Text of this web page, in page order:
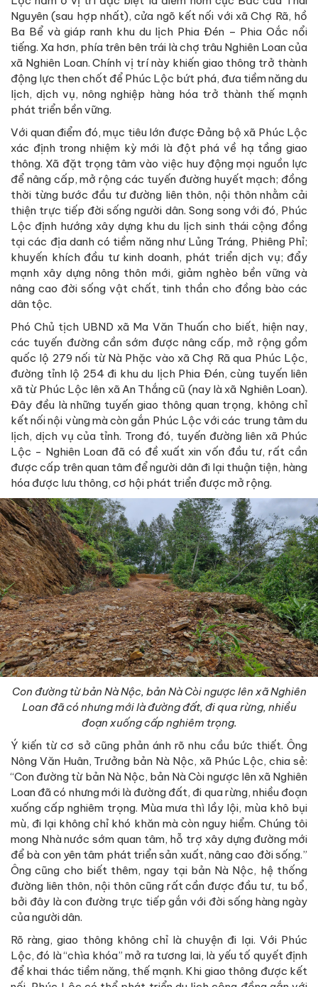
Nguyên (sau hợp nhất), cửa ngõ kết nối với xã Chợ Rã, hồ
Ba Bể và giáp ranh khu du lịch Phia Đén – Phia Oắc nổi
tiếng. Xa hơn, phía trên bên trái là chợ trâu Nghiên Loan của
xã Nghiên Loan. Chính vị trí này khiến giao thông trở thành
động lực then chốt để Phúc Lộc bứt phá, đưa tiềm năng du
lịch, dịch vụ, nông nghiệp hàng hóa trở thành thế mạnh
phát triển bền vững.
Với quan điểm đó, mục tiêu lớn được Đảng bộ xã Phúc Lộc
xác định trong nhiệm kỳ mới là đột phá về hạ tầng giao
thông. Xã đặt trọng tâm vào việc huy động mọi nguồn lực
để nâng cấp, mở rộng các tuyến đường huyết mạch; đồng
thời từng bước đầu tư đường liên thôn, nội thôn nhằm cải
thiện trực tiếp đời sống người dân. Song song với đó, Phúc
Lộc định hướng xây dựng khu du lịch sinh thái cộng đồng
tại các địa danh có tiềm năng như Lủng Tráng, Phiêng Phỉ;
khuyến khích đầu tư kinh doanh, phát triển dịch vụ; đẩy
mạnh xây dựng nông thôn mới, giảm nghèo bền vững và
nâng cao đời sống vật chất, tinh thần cho đồng bào các
dân tộc.
Phó Chủ tịch UBND xã Ma Văn Thuấn cho biết, hiện nay,
các tuyến đường cần sớm được nâng cấp, mở rộng gồm
quốc lộ 279 nối từ Nà Phặc vào xã Chợ Rã qua Phúc Lộc,
đường tỉnh lộ 254 đi khu du lịch Phia Đén, cùng tuyến liên
xã từ Phúc Lộc lên xã An Thắng cũ (nay là xã Nghiên Loan).
Đây đều là những tuyến giao thông quan trọng, không chỉ
kết nối nội vùng mà còn gắn Phúc Lộc với các trung tâm du
lịch, dịch vụ của tỉnh. Trong đó, tuyến đường liên xã Phúc
Lộc - Nghiên Loan đã có đề xuất xin vốn đầu tư, rất cần
được cấp trên quan tâm để người dân đi lại thuận tiện, hàng
hóa được lưu thông, cơ hội phát triển được mở rộng.
Con đường từ bản Nà Nộc, bản Nà Còi ngược lên xã Nghiên
Loan đã có nhưng mới là đường đất, đi qua rừng, nhiều
đoạn xuống cấp nghiêm trọng.
Ý kiến từ cơ sở cũng phản ánh rõ nhu cầu bức thiết. Ông
Nông Văn Huân, Trưởng bản Nà Nộc, xã Phúc Lộc, chia sẻ:
“Con đường từ bản Nà Nộc, bản Nà Còi ngược lên xã Nghiên
Loan đã có nhưng mới là đường đất, đi qua rừng, nhiều đoạn
xuống cấp nghiêm trọng. Mùa mưa thì lầy lội, mùa khô bụi
mù, đi lại không chỉ khó khăn mà còn nguy hiểm. Chúng tôi
mong Nhà nước sớm quan tâm, hỗ trợ xây dựng đường mới
để bà con yên tâm phát triển sản xuất, nâng cao đời sống.”
Ông cũng cho biết thêm, ngay tại bản Nà Nộc, hệ thống
đường liên thôn, nội thôn cũng rất cần được đầu tư, tu bổ,
bởi đây là con đường trực tiếp gắn với đời sống hàng ngày
của người dân.
Rõ ràng, giao thông không chỉ là chuyện đi lại. Với Phúc
Lộc, đó là “chìa khóa” mở ra tương lai, là yếu tố quyết định
để khai thác tiềm năng, thế mạnh. Khi giao thông được kết